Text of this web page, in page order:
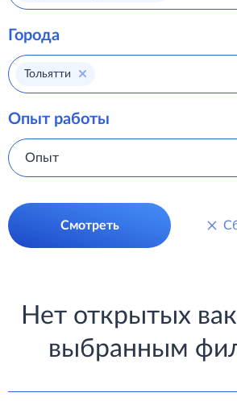
Города
Тольятти
Опыт работы
Опыт
Смотреть
Нет открытых
выбранным